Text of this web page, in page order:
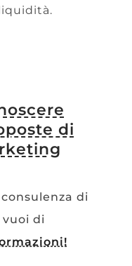
di
di
di